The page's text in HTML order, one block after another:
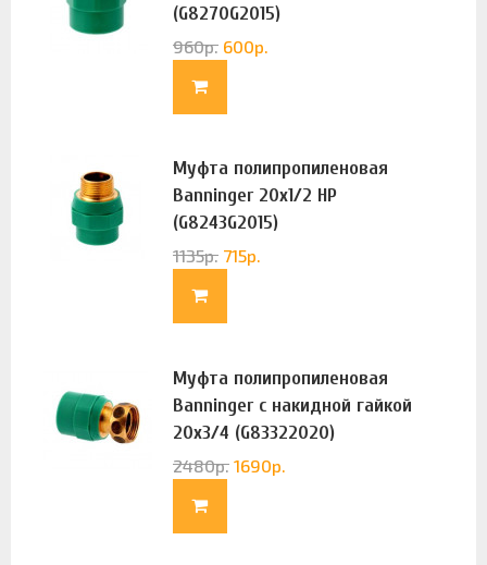
(G8270G2015)
960р. 600р.
Муфта полипропиленовая
Banninger 20х1/2 НР
(G8243G2015)
1135р. 715р.
Муфта полипропиленовая
Banninger с накидной гайкой
20х3/4 (G83322020)
2480р. 1690р.